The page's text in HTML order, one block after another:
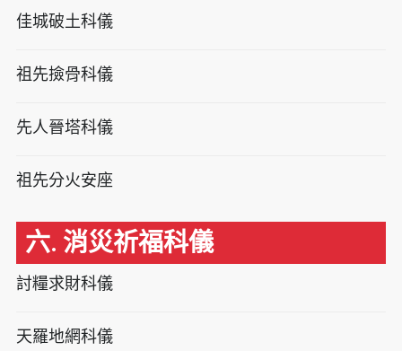
佳城破土科儀
祖先撿骨科儀
先人晉塔科儀
祖先分火安座
六. 消災祈福科儀
討糧求財科儀
天羅地網科儀